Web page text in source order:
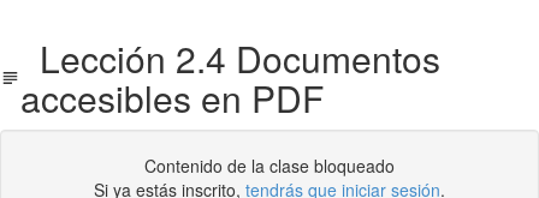
Lección 2.4 Documentos
accesibles en PDF
Contenido de la clase bloqueado
Si ya estás inscrito, tendrás que iniciar sesión.